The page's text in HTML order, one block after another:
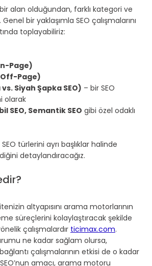
alan olduğundan, farklı kategori ve
bir yaklaşımla SEO çalışmalarını
toplayabiliriz:
Page)
(Off-Page)
Siyah Şapka SEO) – bir SEO
olarak
SEO, Semantik SEO gibi özel odaklı
türlerini ayrı başlıklar halinde
detaylandıracağız.
altyapısını arama motorlarının
süreçlerini kolaylaştıracak şekilde
çalışmalardır ticimax.com.
ne kadar sağlam olursa,
çalışmalarının etkisi de o kadar
amacı, arama motoru